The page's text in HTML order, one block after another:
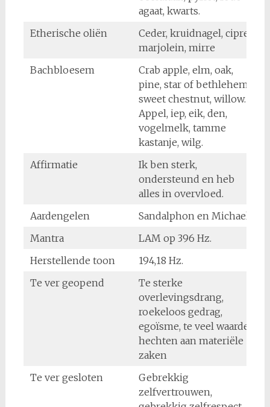
agaat, kwarts.
Etherische oliën
Ceder, kruidnagel, cipres,
marjolein, mirre
Bachbloesem
Crab apple, elm, oak,
pine, star of bethlehem,
sweet chestnut, willow.
Appel, iep, eik, den,
vogelmelk, tamme
kastanje, wilg.
Affirmatie
Ik ben sterk,
ondersteund en heb
alles in overvloed.
Aardengelen
Sandalphon en Michael.
Mantra
LAM op 396 Hz.
Herstellende toon
194,18 Hz.
Te ver geopend
Te sterke
overlevingsdrang,
roekeloos gedrag,
egoïsme, te veel waarde
hechten aan materiële
zaken
Te ver gesloten
Gebrekkig
zelfvertrouwen,